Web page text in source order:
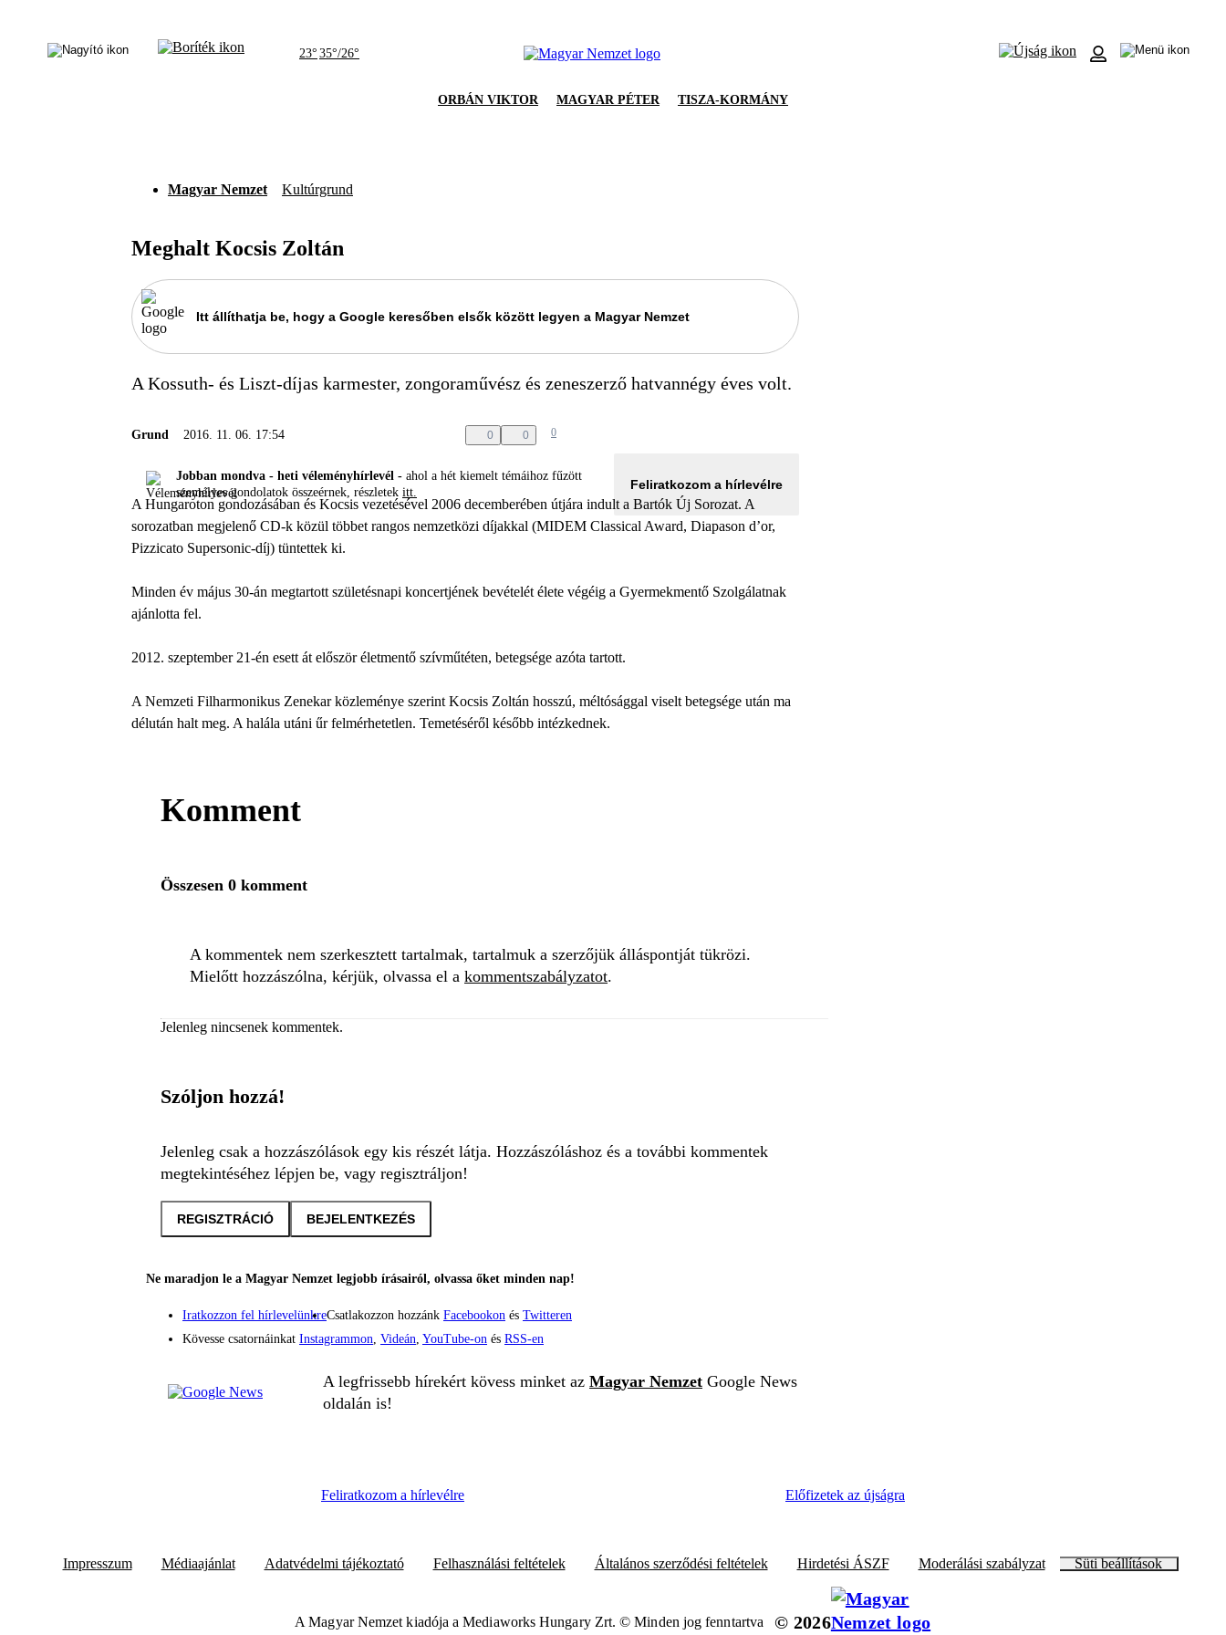
23° 35°/26°
ORBÁN VIKTOR MAGYAR PÉTER TISZA-KORMÁNY
Magyar Nemzet Kultúrgrund
Meghalt Kocsis Zoltán
Itt állíthatja be, hogy a Google keresőben elsők között legyen a Magyar Nemzet
A Kossuth- és Liszt-díjas karmester, zongoraművész és zeneszerző hatvannégy éves volt.
Grund 2016. 11. 06. 17:54 0 0 0
Jobban mondva - heti véleményhírlevél - ahol a hét kiemelt témáihoz fűzött
személyes gondolatok összeérnek, részletek itt.
Feliratkozom a hírlevélre
A Hungaroton gondozásában és Kocsis vezetésével 2006 decemberében útjára indult a Bartók Új Sorozat. A
sorozatban megjelenő CD-k közül többet rangos nemzetközi díjakkal (MIDEM Classical Award, Diapason d’or,
Pizzicato Supersonic-díj) tüntettek ki.
Minden év május 30-án megtartott születésnapi koncertjének bevételét élete végéig a Gyermekmentő Szolgálatnak
ajánlotta fel.
2012. szeptember 21-én esett át először életmentő szívműtéten, betegsége azóta tartott.
A Nemzeti Filharmonikus Zenekar közleménye szerint Kocsis Zoltán hosszú, méltósággal viselt betegsége után ma
délután halt meg. A halála utáni űr felmérhetetlen. Temetéséről később intézkednek.
Komment
Összesen 0 komment
A kommentek nem szerkesztett tartalmak, tartalmuk a szerzőjük álláspontját tükrözi.
Mielőtt hozzászólna, kérjük, olvassa el a kommentszabályzatot.
Jelenleg nincsenek kommentek.
Szóljon hozzá!
Jelenleg csak a hozzászólások egy kis részét látja. Hozzászóláshoz és a további kommentek
megtekintéséhez lépjen be, vagy regisztráljon!
REGISZTRÁCIÓ BEJELENTKEZÉS
Ne maradjon le a Magyar Nemzet legjobb írásairól, olvassa őket minden nap!
Iratkozzon fel hírlevelünkreCsatlakozzon hozzánk Facebookon és Twitteren
Kövesse csatornáinkat Instagrammon, Videán, YouTube-on és RSS-en
A legfrissebb hírekért kövess minket az Magyar Nemzet Google News
oldalán is!
Feliratkozom a hírlevélre Előfizetek az újságra
Impresszum Médiaajánlat Adatvédelmi tájékoztató Felhasználási feltételek Általános szerződési feltételek Hirdetési ÁSZF Moderálási szabályzat Süti beállítások
A Magyar Nemzet kiadója a Mediaworks Hungary Zrt. © Minden jog fenntartva © 2026